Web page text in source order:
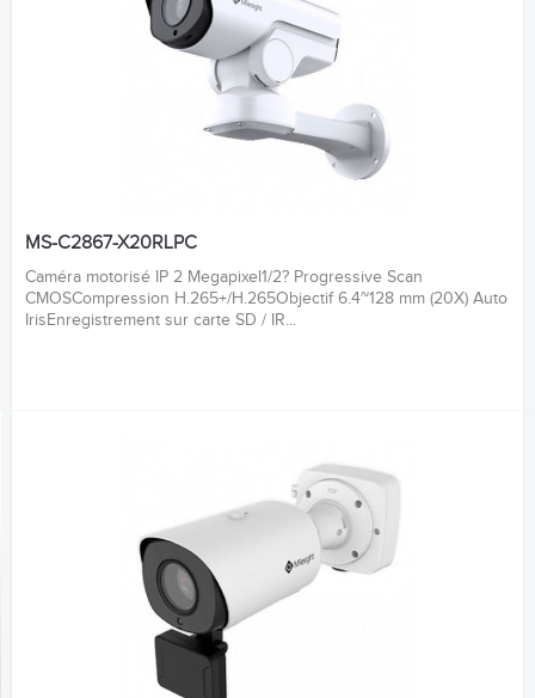
MS-C2867-X20RLPC
Caméra motorisé IP 2 Megapixel1/2? Progressive Scan
CMOSCompression H.265+/H.265Objectif 6.4~128 mm (20X) Auto
IrisEnregistrement sur carte SD / IR...